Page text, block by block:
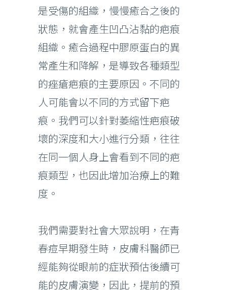
是受傷的組織，慢慢癒合之後的
狀態，就會產生凹凸沾黏的疤痕
組織。癒合過程中膠原蛋白的異
常產生和降解，是導致各種類型
的痤瘡疤痕的主要原因。不同的
人可能會以不同的方式留下疤
痕。我們可以針對萎縮性疤痕破
壞的深度和大小進行分類，往往
在同一個人身上會看到不同的疤
痕類型，也因此增加治療上的難
度。
我們需要對社會大眾說明，在青
春痘早期發生時，皮膚科醫師已
經能夠從眼前的症狀預估後續可
能的皮膚演變，因此，提前的預